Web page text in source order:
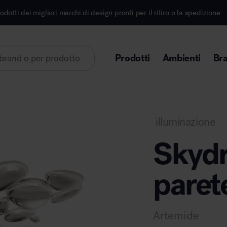
di design pronti per il ritiro o la spedizione
Prodotti Ambienti
Area direzionale
illuminazione
Artemide